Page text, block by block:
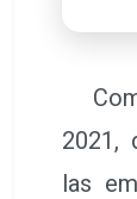
2021,
las